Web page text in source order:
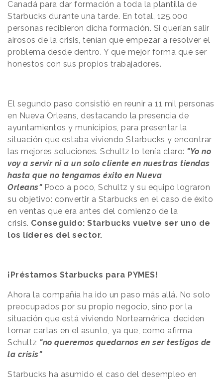
Canadá para dar formación a toda la plantilla de
Starbucks durante una tarde. En total, 125.000
personas recibieron dicha formación. Si querían salir
airosos de la crisis, tenían que empezar a resolver el
problema desde dentro. Y que mejor forma que ser
honestos con sus propios trabajadores.
El segundo paso consistió en reunir a 11 mil personas
en Nueva Orleans, destacando la presencia de
ayuntamientos y municipios, para presentar la
situación que estaba viviendo Starbucks y encontrar
las mejores soluciones. Schultz lo tenía claro: "Yo no
voy a servir ni a un solo cliente en nuestras tiendas
hasta que no tengamos éxito en Nueva
Orleans" Poco a poco, Schultz y su equipo lograron
su objetivo: convertir a Starbucks en el caso de éxito
en ventas que era antes del comienzo de la
crisis. Conseguido: Starbucks vuelve ser uno de
los líderes del sector.
¡Préstamos Starbucks para PYMES!
Ahora la compañía ha ido un paso más allá. No solo
preocupados por su propio negocio, sino por la
situación que está viviendo Norteamérica, deciden
tomar cartas en el asunto, ya que, como afirma
Schultz "no queremos quedarnos en ser testigos de
la crisis"
Starbucks ha asumido el caso del desempleo en